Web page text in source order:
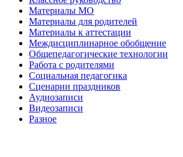
Материалы МО
Материалы для родителей
Материалы к аттестации
Междисциплинарное обобщение
Общепедагогические технологии
Работа с родителями
Социальная педагогика
Сценарии праздников
Аудиозаписи
Видеозаписи
Разное